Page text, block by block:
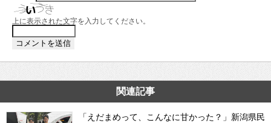
上に表示された文字を入力してください。
関連記事
「えだまめって、こんなに甘かった？」新潟県民